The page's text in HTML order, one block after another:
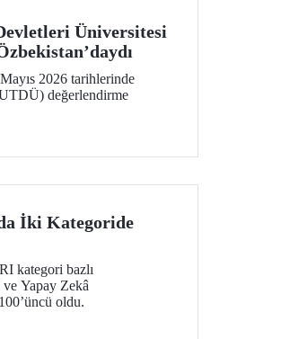
Üniversitesi
2026 tarihlerinde
değerlendirme
İki Kategoride
kategori bazlı
Yapay Zekâ
oldu.